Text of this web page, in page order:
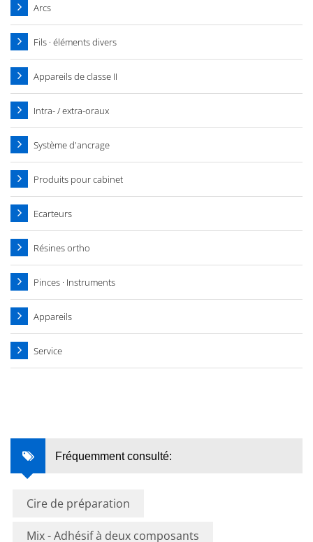
Arcs
Fils · éléments divers
Appareils de classe II
Intra- / extra-oraux
Système d'ancrage
Produits pour cabinet
Ecarteurs
Résines ortho
Pinces · Instruments
Appareils
Service
Fréquemment consulté:
Cire de préparation
Mix - Adhésif à deux composants